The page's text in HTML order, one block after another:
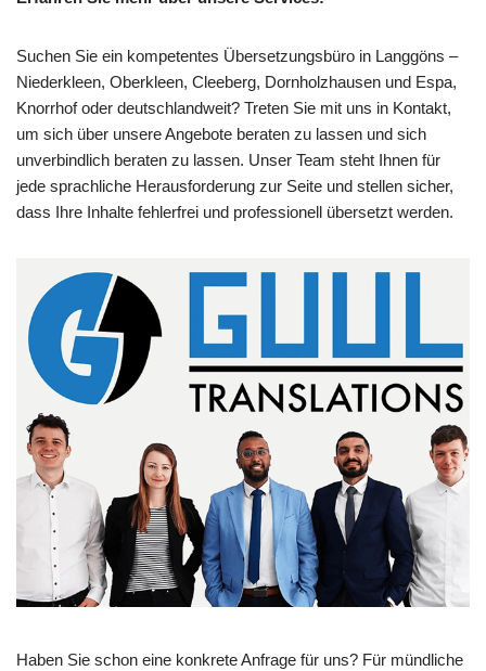
Suchen Sie ein kompetentes Übersetzungsbüro in Langgöns –
Niederkleen, Oberkleen, Cleeberg, Dornholzhausen und Espa,
Knorrhof oder deutschlandweit? Treten Sie mit uns in Kontakt,
um sich über unsere Angebote beraten zu lassen und sich
unverbindlich beraten zu lassen. Unser Team steht Ihnen für
jede sprachliche Herausforderung zur Seite und stellen sicher,
dass Ihre Inhalte fehlerfrei und professionell übersetzt werden.
Haben Sie schon eine konkrete Anfrage für uns? Für mündliche